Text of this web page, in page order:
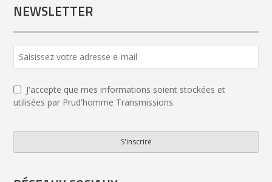
NEWSLETTER
J'accepte que mes informations soient stockées et
utilisées par Prud'homme Transmissions.
S'inscrire
Number *